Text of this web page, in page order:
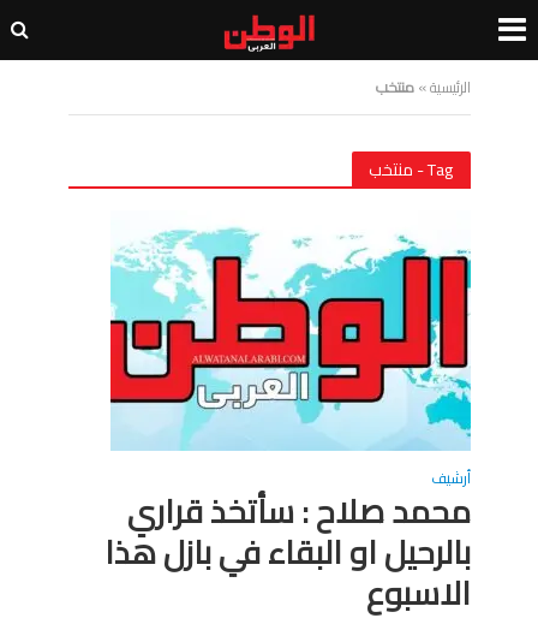
الرئيسية»منتخب
Tag - منتخب
أرشيف
محمد صلاح : سأتخذ قراري
بالرحيل او البقاء في بازل هذا
الاسبوع